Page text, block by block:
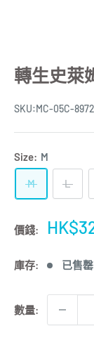
轉生史萊
SKU:MC-05C-
Size: M
M L
價錢:
特
庫存: 已售罄
數量: